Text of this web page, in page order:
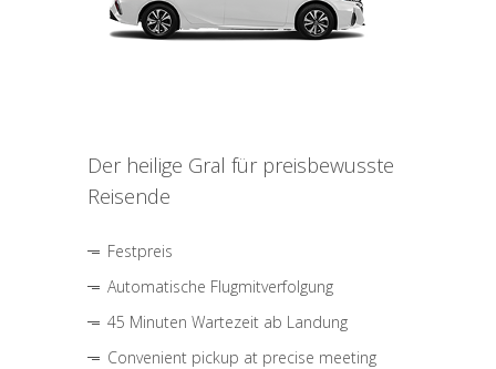
Der heilige Gral für preisbewusste
Reisende
Festpreis
Automatische Flugmitverfolgung
45 Minuten Wartezeit ab Landung
Convenient pickup at precise meeting